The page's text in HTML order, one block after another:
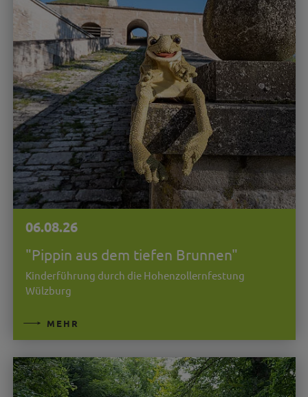
06.08.26
"Pippin aus dem tiefen Brunnen"
Kinderführung durch die Hohenzollernfestung
Wülzburg
MEHR